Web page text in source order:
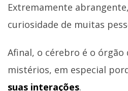
Extremamente
curiosidade de muitas
Afinal, o cérebro é o órgão
mistérios, em especial
suas interações.